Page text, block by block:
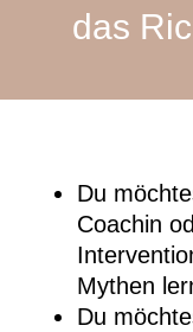
das
Du
Coachin
Mythen
Du